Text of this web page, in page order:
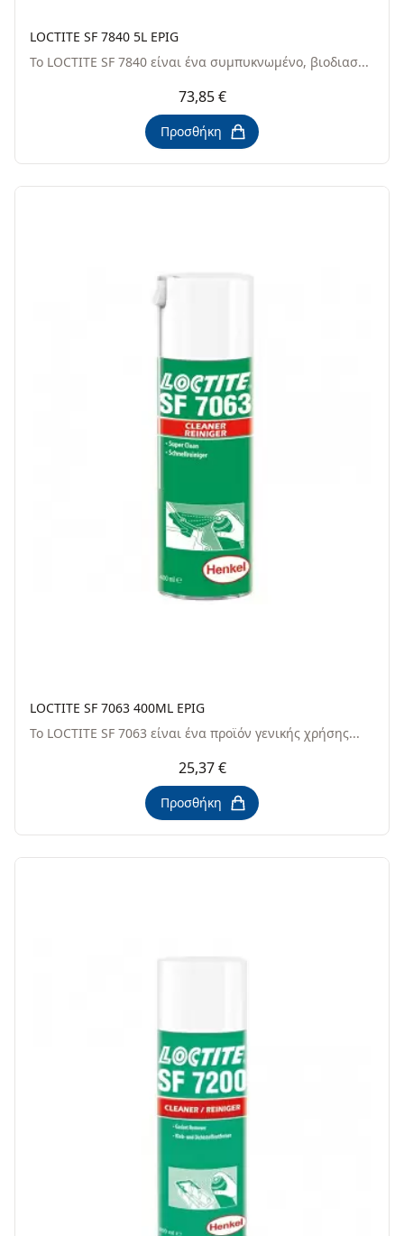
LOCTITE SF 7840 5L EPIG
Το LOCTITE SF 7840 είναι ένα συμπυκνωμένο, βιοδιασ...
73,85 €
Προσθήκη
LOCTITE SF 7063 400ML EPIG
Το LOCTITE SF 7063 είναι ένα προϊόν γενικής χρήσης...
25,37 €
Προσθήκη